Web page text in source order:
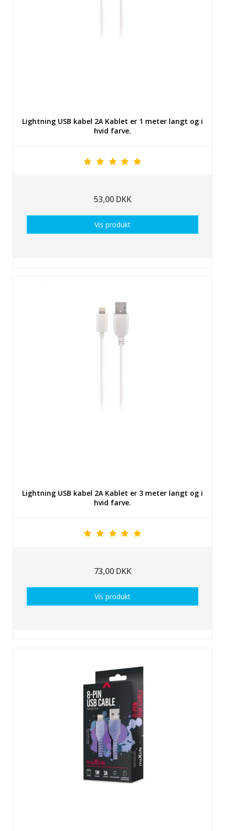
Lightning USB kabel 2A Kablet er 1 meter langt og i
hvid farve.
53,00 DKK
Vis produkt
Lightning USB kabel 2A Kablet er 3 meter langt og i
hvid farve.
73,00 DKK
Vis produkt